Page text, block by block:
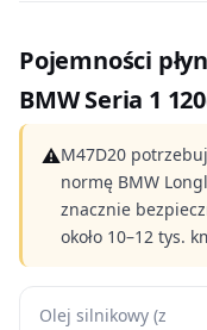
Pojemności
BMW Seria 1
⚠M47D20
normę BMW
znacznie
około 10–12 tys.
Olej silnikowy (z